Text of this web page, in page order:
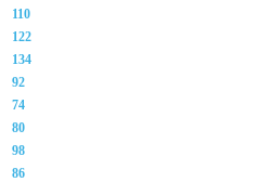
110
122
134
92
74
80
98
86